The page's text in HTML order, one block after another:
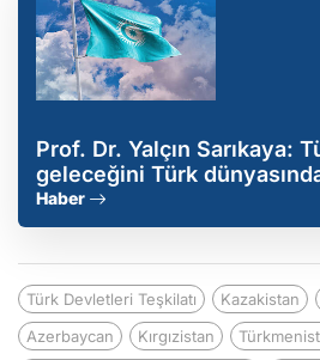
Prof. Dr. Yalçın Sarıkaya:
geleceğini Türk
Haber
Türk Devletleri Teşkilatı Kazakistan
Azerbaycan
Kırgızistan